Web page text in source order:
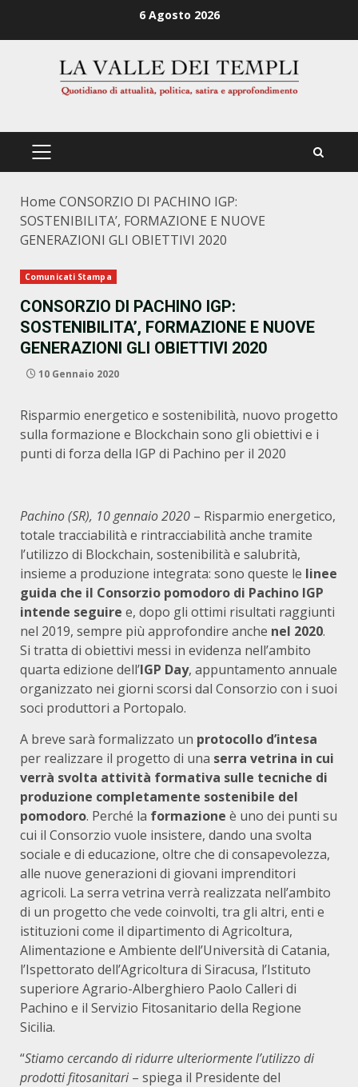
6 Agosto 2026
PRIMÄRES
Home CONSORZIO DI PACHINO IGP:
SOSTENIBILITA’, FORMAZIONE E NUOVE
GENERAZIONI GLI OBIETTIVI 2020
Comunicati Stampa
CONSORZIO DI PACHINO IGP:
SOSTENIBILITA’, FORMAZIONE E NUOVE
GENERAZIONI GLI OBIETTIVI 2020
10 Gennaio 2020
Risparmio energetico e sostenibilità, nuovo progetto
sulla formazione e Blockchain sono gli obiettivi e i
punti di forza della IGP di Pachino per il 2020
Pachino (SR), 10 gennaio 2020 – Risparmio energetico,
totale tracciabilità e rintracciabilità anche tramite
l’utilizzo di Blockchain, sostenibilità e salubrità,
insieme a produzione integrata: sono queste le linee
guida che il Consorzio pomodoro di Pachino IGP
intende seguire e, dopo gli ottimi risultati raggiunti
nel 2019, sempre più approfondire anche nel 2020.
Si tratta di obiettivi messi in evidenza nell’ambito
quarta edizione dell’IGP Day, appuntamento annuale
organizzato nei giorni scorsi dal Consorzio con i suoi
soci produttori a Portopalo.
A breve sarà formalizzato un protocollo d’intesa
per realizzare il progetto di una serra vetrina in cui
verrà svolta attività formativa sulle tecniche di
produzione completamente sostenibile del
pomodoro. Perché la formazione è uno dei punti su
cui il Consorzio vuole insistere, dando una svolta
sociale e di educazione, oltre che di consapevolezza,
alle nuove generazioni di giovani imprenditori
agricoli. La serra vetrina verrà realizzata nell’ambito
di un progetto che vede coinvolti, tra gli altri, enti e
istituzioni come il dipartimento di Agricoltura,
Alimentazione e Ambiente dell’Università di Catania,
l’Ispettorato dell’Agricoltura di Siracusa, l’Istituto
superiore Agrario-Alberghiero Paolo Calleri di
Pachino e il Servizio Fitosanitario della Regione
Sicilia.
“Stiamo cercando di ridurre ulteriormente l’utilizzo di
prodotti fitosanitari – spiega il Presidente del